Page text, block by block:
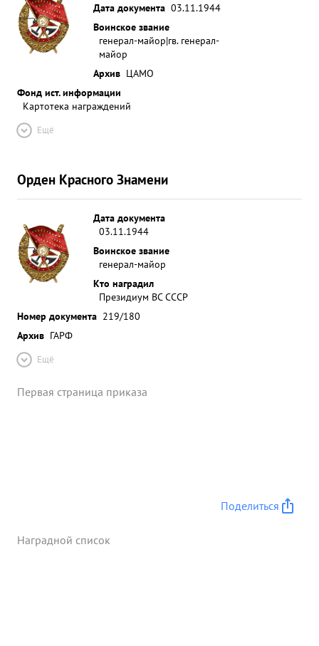
Дата документа 03.11.1944
Воинское звание
генерал-майор|гв. генерал-
майор
Архив ЦАМО
Фонд ист. информации
Картотека награждений
Ещё
Орден Красного Знамени
Дата документа
03.11.1944
Воинское звание
генерал-майор
Кто наградил
Президиум ВС СССР
Номер документа 219/180
Архив ГАРФ
Ещё
Первая страница приказа
Поделиться
Наградной список